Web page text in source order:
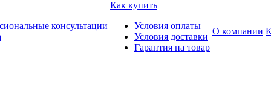
консультации
Как купить
Условия оплаты
Условия доставки
Гарантия на товар
О компании